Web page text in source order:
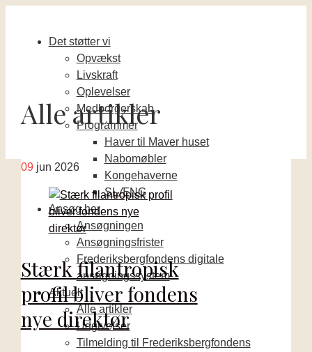
Det støtter vi
Opvækst
Livskraft
Oplevelser
Medborgerskab
Programmer
Haver til Maver huset
Nabomøbler
Kongehaverne
SLÆNG
Ansøg her
Ansøgningen
Ansøgningsfrister
Frederiksbergfondens digitale
ansøgningssystem
Aktuelt
Alle artikler
Udgivelser
Tilmelding til Frederiksbergfondens
Alle artikler
09 jun 2026
Stærk filantropisk
profil bliver fondens
nye direktør